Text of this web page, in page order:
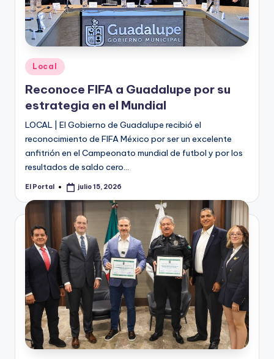
Publicado
en
Local
Reconoce FIFA a Guadalupe por su
estrategia en el Mundial
LOCAL | El Gobierno de Guadalupe recibió el
reconocimiento de FIFA México por ser un excelente
anfitrión en el Campeonato mundial de futbol y por los
resultados de saldo cero…
Publicado
El Portal julio 15, 2026